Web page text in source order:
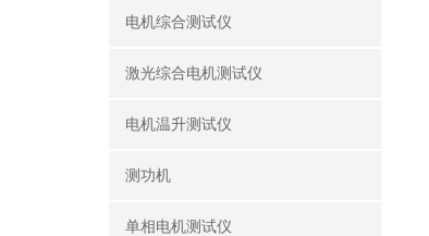
电机综合测试仪
激光综合电机测试仪
电机温升测试仪
测功机
单相电机测试仪